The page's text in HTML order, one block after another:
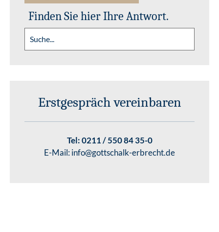
Finden Sie hier Ihre Antwort.
Erstgespräch vereinbaren
Tel:0211 / 550 84 35-0
E-Mail: info@gottschalk-erbrecht.de